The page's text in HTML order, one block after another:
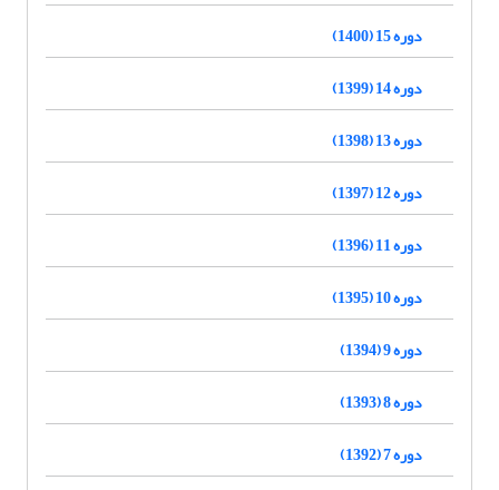
دوره 15 (1400)
دوره 14 (1399)
دوره 13 (1398)
دوره 12 (1397)
دوره 11 (1396)
دوره 10 (1395)
دوره 9 (1394)
دوره 8 (1393)
دوره 7 (1392)